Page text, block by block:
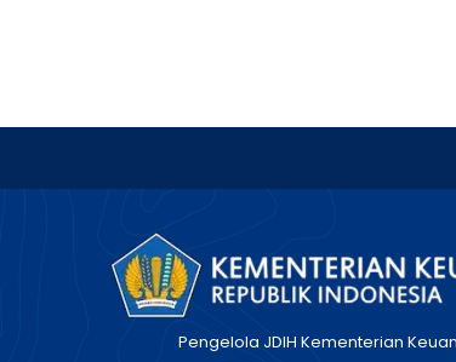
Pengelola JDIH Kementerian